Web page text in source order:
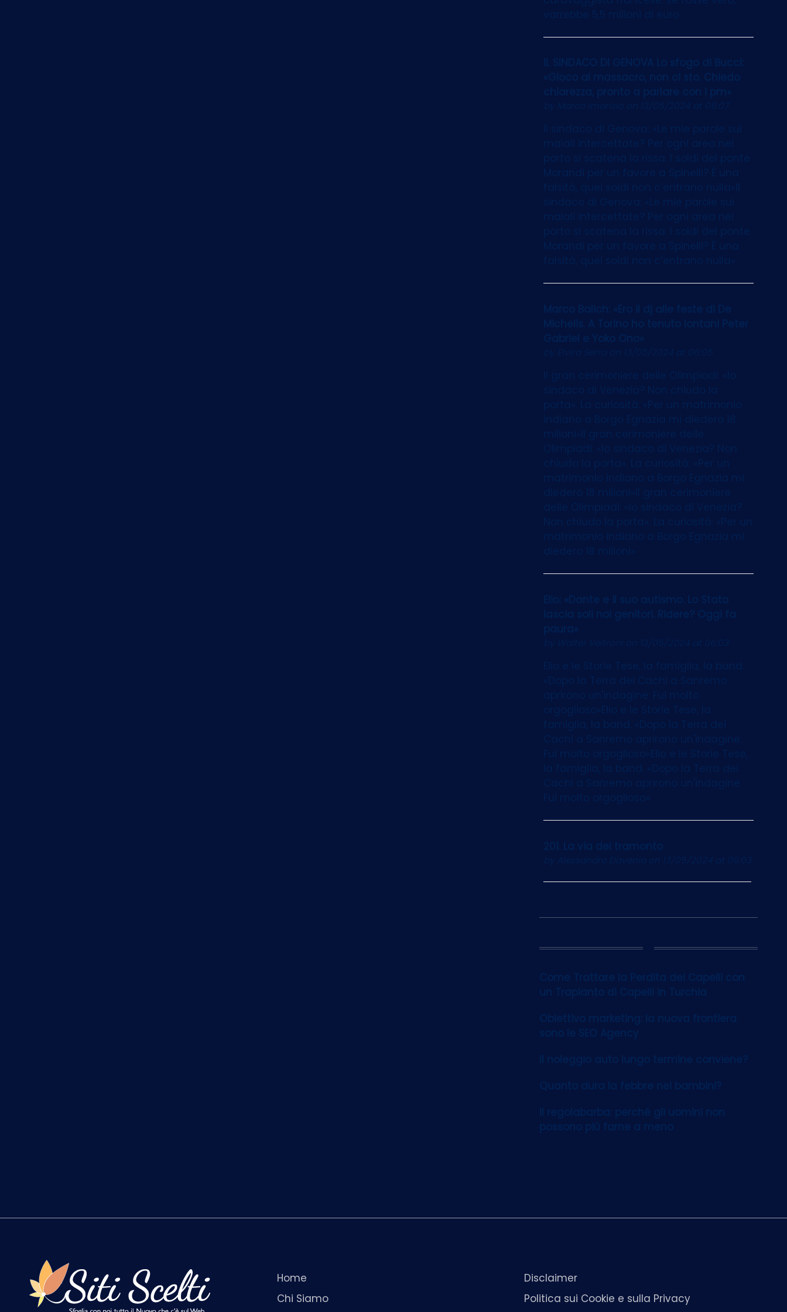
varrebbe 5,5 milioni di euro
IL SINDACO DI GENOVA Lo sfogo di Bucci:
«Gioco al massacro, non ci sto. Chiedo
chiarezza, pronto a parlare con i pm»
by Marco Imarisioon 13/05/2024 at 06:07
Il sindaco di Genova: «Le mie parole sui
maiali intercettate? Per ogni area nel
porto si scatena la rissa. I soldi del ponte
Morandi per un favore a Spinelli? È una
falsità, quei soldi non c’entrano nulla»Il
sindaco di Genova: «Le mie parole sui
maiali intercettate? Per ogni area nel
porto si scatena la rissa. I soldi del ponte
Morandi per un favore a Spinelli? È una
falsità, quei soldi non c’entrano nulla»
Marco Balich: «Ero il dj alle feste di De
Michelis. A Torino ho tenuto lontani Peter
Gabriel e Yoko Ono»
by Elvira Serra on 13/05/2024 at 06:05
Il gran cerimoniere delle Olimpiadi: «Io
sindaco di Venezia? Non chiudo la
porta». La curiosità: «Per un matrimonio
indiano a Borgo Egnazia mi diedero 18
milioni»Il gran cerimoniere delle
Olimpiadi: «Io sindaco di Venezia? Non
chiudo la porta». La curiosità: «Per un
matrimonio indiano a Borgo Egnazia mi
diedero 18 milioni»Il gran cerimoniere
delle Olimpiadi: «Io sindaco di Venezia?
Non chiudo la porta». La curiosità: «Per un
matrimonio indiano a Borgo Egnazia mi
diedero 18 milioni»
Elio: «Dante e il suo autismo. Lo Stato
lascia soli noi genitori. Ridere? Oggi fa
paura»
by Walter Veltronion 13/05/2024 at 06:03
Elio e le Storie Tese, la famiglia, la band.
«Dopo la Terra dei Cachi a Sanremo
aprirono un'indagine. Fui molto
orgoglioso»Elio e le Storie Tese, la
famiglia, la band. «Dopo la Terra dei
Cachi a Sanremo aprirono un'indagine.
Fui molto orgoglioso»Elio e le Storie Tese,
la famiglia, la band. «Dopo la Terra dei
Cachi a Sanremo aprirono un'indagine.
Fui molto orgoglioso»
201. La via del tramonto
by Alessandro Davenia on 13/05/2024 at 06:03
12
Come Trattare la Perdita dei Capelli con
un Trapianto di Capelli in Turchia
Obiettivo marketing: la nuova frontiera
sono le SEO Agency
Il noleggio auto lungo termine conviene?
Quanto dura la febbre nei bambini?
Il regolabarba: perché gli uomini non
possono più farne a meno
Home
Chi Siamo
Disclaimer
Politica sui Cookie e sulla Privacy